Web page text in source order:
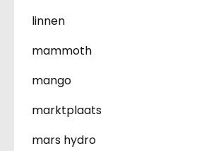
linnen
mammoth
mango
marktplaats
mars hydro